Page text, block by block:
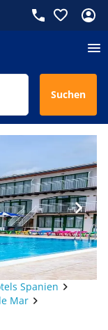
Suchen
Spanien
Mar